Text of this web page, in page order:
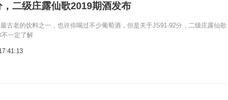
二级庄露仙歌2019期酒发布
古老的饮料之一，也许你喝过不少葡萄酒，但是关于JS91-92分，二级庄露仙歌
一定了解